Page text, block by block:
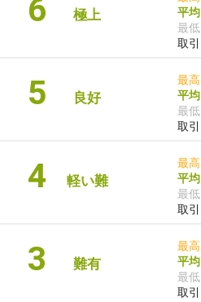
6 極上
平均
最低
取引
5 良好
最高
平均
最低
取引
4 軽い難
最高
平均
最低
取引
3 難有
最高
平均
最低
取引